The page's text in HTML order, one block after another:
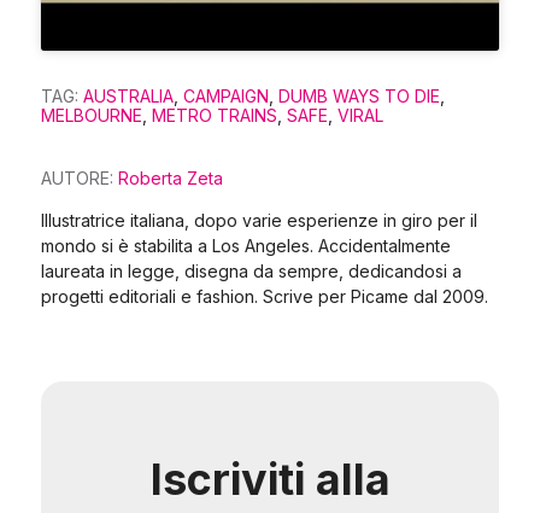
TAG: AUSTRALIA CAMPAIGN DUMB WAYS TO DIE
MELBOURNE METRO TRAINS SAFE VIRAL
AUTORE: Roberta Zeta
Illustratrice italiana, dopo varie esperienze in giro per il
mondo si è stabilita a Los Angeles. Accidentalmente
laureata in legge, disegna da sempre, dedicandosi a
progetti editoriali e fashion. Scrive per Picame dal 2009.
Iscriviti alla